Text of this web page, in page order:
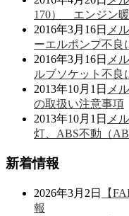
170） エンジン
2016年3月16日 メ
ーエルポンプ不良
2016年3月16日 メ
ルブソケット不良
2013年10月1日 メ
の取扱い注意事項
2013年10月1日 メ
灯、ABS不動（
新着情報
2026年3月2日
【
報